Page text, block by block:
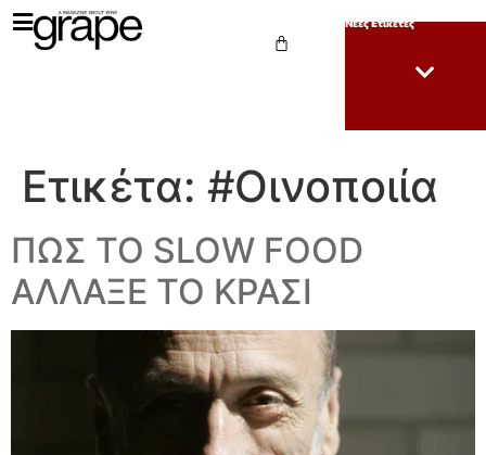
Νέες Ετικέτες
Ετικέτα: #Οινοποιία
ΠΩΣ ΤΟ SLOW FOOD
ΑΛΛΑΞΕ ΤΟ ΚΡΑΣΙ